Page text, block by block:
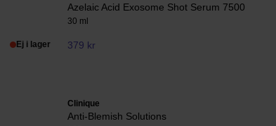
Ej i lager
Azelaic Acid Exosome Shot Serum 7500
30 ml
379 kr
Clinique
Anti-Blemish Solutions